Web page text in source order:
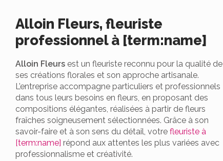
Alloin Fleurs, fleuriste
professionnel à [term:name]
Alloin Fleurs est un fleuriste reconnu pour la qualité de
ses créations florales et son approche artisanale.
L’entreprise accompagne particuliers et professionnels
dans tous leurs besoins en fleurs, en proposant des
compositions élégantes, réalisées à partir de fleurs
fraîches soigneusement sélectionnées. Grâce à son
savoir-faire et à son sens du détail, votre fleuriste à
[term:name] répond aux attentes les plus variées avec
professionnalisme et créativité.